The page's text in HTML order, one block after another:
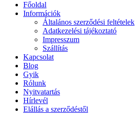
Főoldal
Információk
Általános szerződési feltételek
Adatkezelési tájékoztató
Impresszum
Szállítás
Kapcsolat
Blog
Gyik
Rólunk
Nyitvatartás
Hírlevél
Elállás a szerződéstől